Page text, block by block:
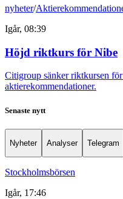
nyheter/
Igår, 08:39
Höjd riktkurs för Nibe
Citigroup sänker riktkursen
aktierekommendationer.
Senaste nytt
Nyheter Analyser Telegram
Stockholmsbörsen
Igår, 17:46